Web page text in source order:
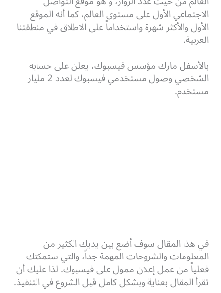
الاجتماعي الأول على مستوى العالم، كما أنه الموقع
الأول والأكثر شهرة واستخداماً على الاطلاق في منطقتنا
العربية.
بالأسفل مارك مؤسس فيسبوك، يعلن على حسابه
الشخصي وصول مستخدمي فيسبوك لعدد 2 مليار
مستخدم.
في هذا المقال سوف أضع بين يديك الكثير من
المعلومات والشروحات المهمة جداً، والتي ستمكنك
فعلياً من عمل إعلان ممول على فيسبوك. لذا عليك أن
تقرأ المقال بعناية وبشكل كامل قبل الشروع في التنفيذ.